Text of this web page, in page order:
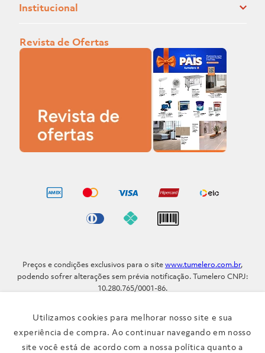
Utilizamos cookies para melhorar nosso site e sua
experiência de compra. Ao continuar navegando em nosso
site você está de acordo com a nossa política quanto a
Institucional
Revista de Ofertas
Preços e condições exclusivos para o sitewww.tumelero.com.br,
podendo sofrer alterações sem prévia notificação. Tumelero CNPJ:
10.280.765/0001-86.
91.110-001
Telefone: (51) 3371-9290